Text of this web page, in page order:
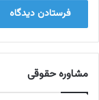
مشاوره حقوقی